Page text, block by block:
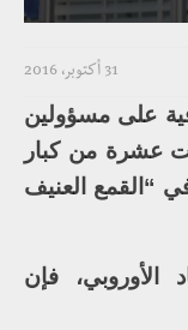
31 أكتوبر، 2016
على مسؤولين
عشرة من كبار
“القمع العنيف
الأوروبي، فإن